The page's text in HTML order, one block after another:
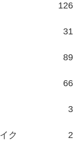
126
31
89
66
3
ク 2